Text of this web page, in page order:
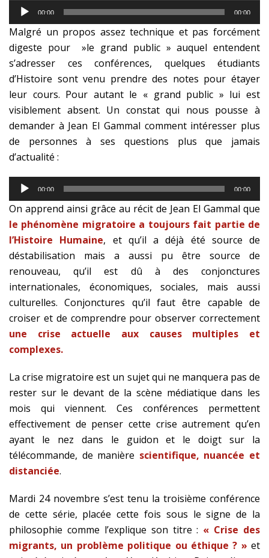
Lecteur
audio
00:00 00:00
Malgré un propos assez technique et pas forcément
digeste pour »le grand public » auquel entendent
s’adresser ces conférences, quelques étudiants
d’Histoire sont venu prendre des notes pour étayer
leur cours. Pour autant le « grand public » lui est
visiblement absent. Un constat qui nous pousse à
demander à Jean El Gammal comment intéresser plus
de personnes à ses questions plus que jamais
d’actualité :
Lecteur
audio
00:00 00:00
On apprend ainsi grâce au récit de Jean El Gammal que
le phénomène migratoire a toujours fait partie de
l’Histoire Humaine, et qu’il a déjà été source de
déstabilisation mais a aussi pu être source de
renouveau, qu’il est dû à des conjonctures
internationales, économiques, sociales, mais aussi
culturelles. Conjonctures qu’il faut être capable de
croiser et de comprendre pour observer correctement
une crise actuelle aux causes multiples et
complexes.
La crise migratoire est un sujet qui ne manquera pas de
rester sur le devant de la scène médiatique dans les
mois qui viennent. Ces conférences permettent
effectivement de penser cette crise autrement qu’en
ayant le nez dans le guidon et le doigt sur la
télécommande, de manière scientifique, nuancée et
distanciée.
Mardi 24 novembre s’est tenu la troisième conférence
de cette série, placée cette fois sous le signe de la
philosophie comme l’explique son titre : « Crise des
migrants, un problème politique ou éthique ? » et